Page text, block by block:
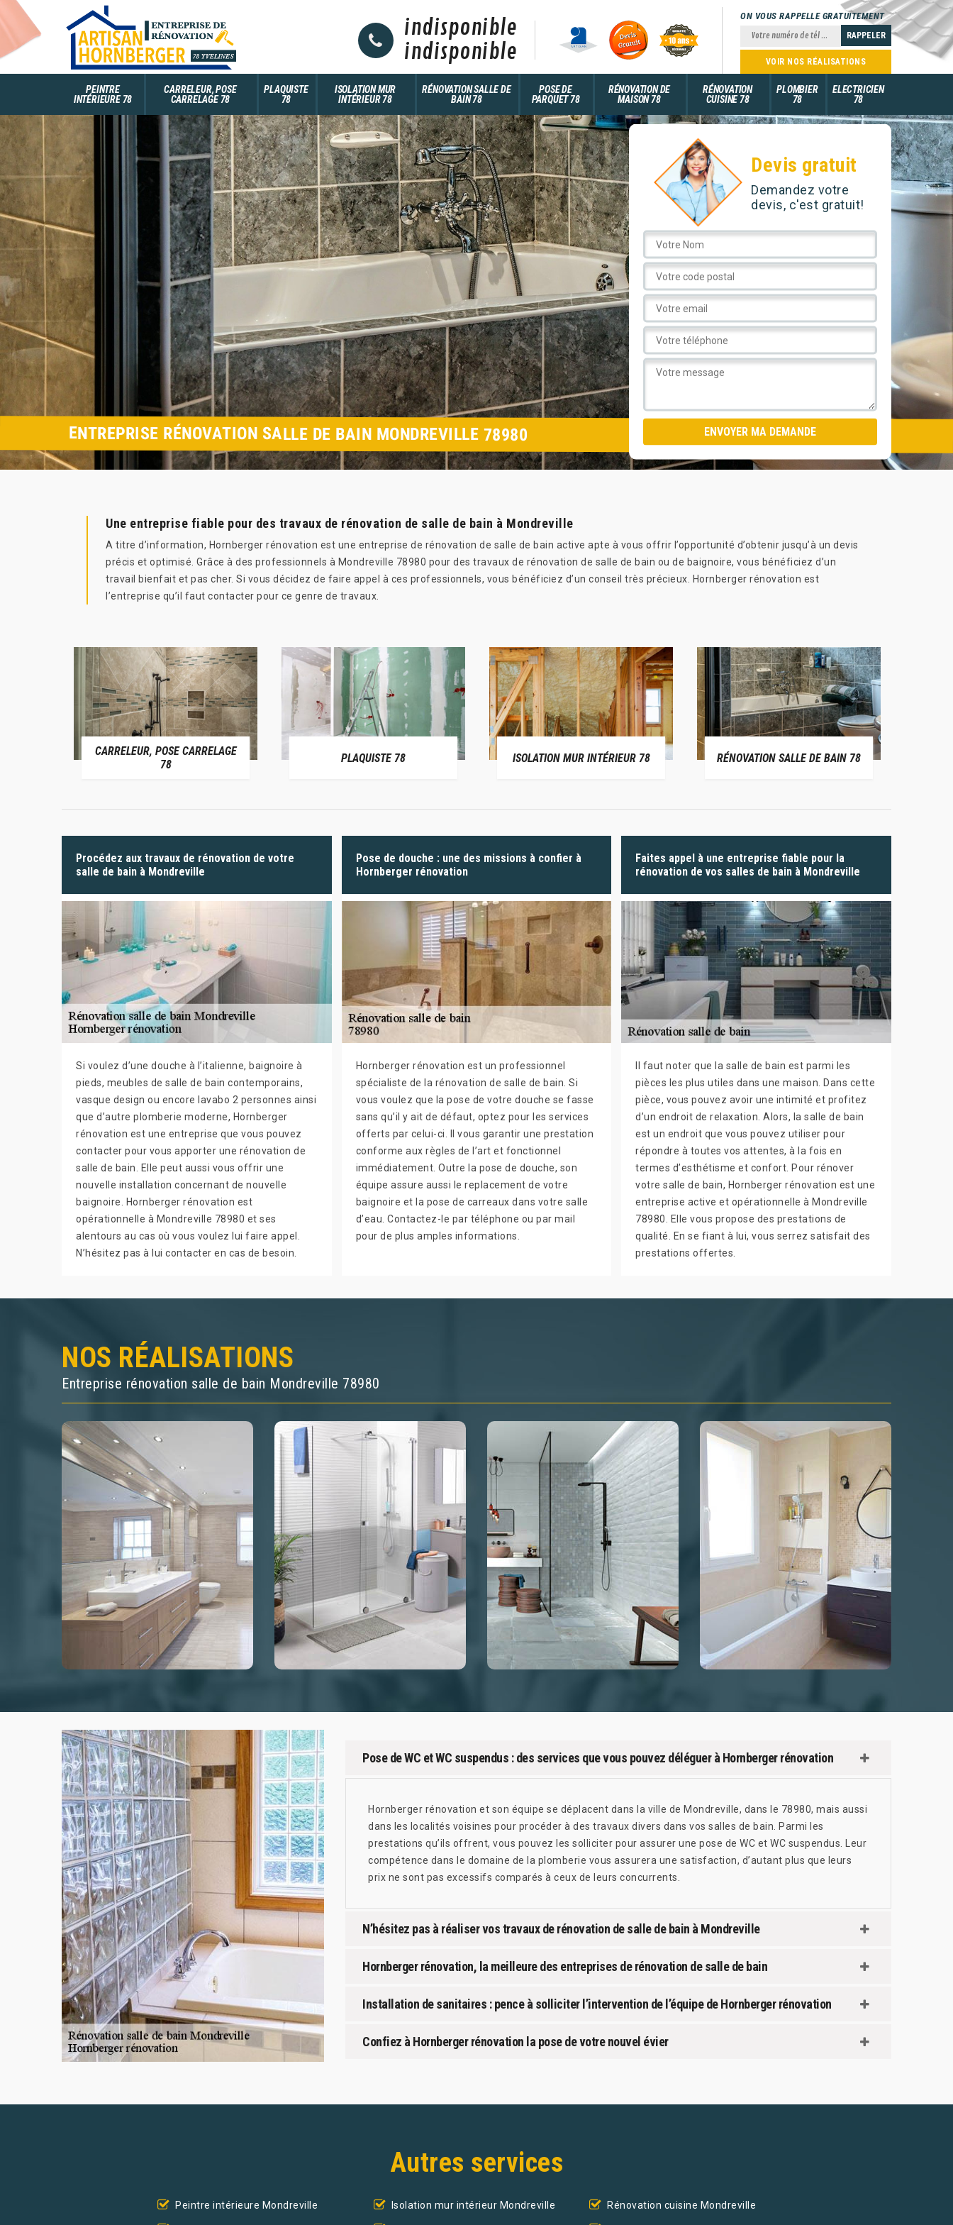
indisponible
indisponible
ON VOUS RAPPELLE GRATUITEMENT
VOIR NOS RÉALISATIONS
PEINTRE
INTÉRIEURE 78
CARRELEUR, POSE
CARRELAGE 78
PLAQUISTE
78
ISOLATION MUR
INTÉRIEUR 78
RÉNOVATION SALLE DE
BAIN 78
POSE DE
PARQUET 78
RÉNOVATION DE
MAISON 78
RÉNOVATION
CUISINE 78
PLOMBIER
78
ELECTRICIEN
78
Devis gratuit
Demandez votre
devis, c'est gratuit!
ENTREPRISE RÉNOVATION SALLE DE BAIN MONDREVILLE 78980
Une entreprise fiable pour des travaux de rénovation de salle de bain à Mondreville
A titre d’information, Hornberger rénovation est une entreprise de rénovation de salle de bain active apte à vous offrir l’opportunité d’obtenir jusqu’à un devis
précis et optimisé. Grâce à des professionnels à Mondreville 78980 pour des travaux de rénovation de salle de bain ou de baignoire, vous bénéficiez d’un
travail bienfait et pas cher. Si vous décidez de faire appel à ces professionnels, vous bénéficiez d’un conseil très précieux. Hornberger rénovation est
l’entreprise qu’il faut contacter pour ce genre de travaux.
CARRELEUR, POSE CARRELAGE
78
PLAQUISTE 78 ISOLATION MUR INTÉRIEUR 78 RÉNOVATION SALLE DE BAIN 78
Procédez aux travaux de rénovation de votre
salle de bain à Mondreville
Si voulez d’une douche à l’italienne, baignoire à
pieds, meubles de salle de bain contemporains,
vasque design ou encore lavabo 2 personnes ainsi
que d’autre plomberie moderne, Hornberger
rénovation est une entreprise que vous pouvez
contacter pour vous apporter une rénovation de
salle de bain. Elle peut aussi vous offrir une
nouvelle installation concernant de nouvelle
baignoire. Hornberger rénovation est
opérationnelle à Mondreville 78980 et ses
alentours au cas où vous voulez lui faire appel.
N’hésitez pas à lui contacter en cas de besoin.
Pose de douche : une des missions à confier à
Hornberger rénovation
Hornberger rénovation est un professionnel
spécialiste de la rénovation de salle de bain. Si
vous voulez que la pose de votre douche se fasse
sans qu’il y ait de défaut, optez pour les services
offerts par celui-ci. Il vous garantir une prestation
conforme aux règles de l’art et fonctionnel
immédiatement. Outre la pose de douche, son
équipe assure aussi le replacement de votre
baignoire et la pose de carreaux dans votre salle
d’eau. Contactez-le par téléphone ou par mail
pour de plus amples informations.
Faites appel à une entreprise fiable pour la
rénovation de vos salles de bain à Mondreville
Il faut noter que la salle de bain est parmi les
pièces les plus utiles dans une maison. Dans cette
pièce, vous pouvez avoir une intimité et profitez
d’un endroit de relaxation. Alors, la salle de bain
est un endroit que vous pouvez utiliser pour
répondre à toutes vos attentes, à la fois en
termes d’esthétisme et confort. Pour rénover
votre salle de bain, Hornberger rénovation est une
entreprise active et opérationnelle à Mondreville
78980. Elle vous propose des prestations de
qualité. En se fiant à lui, vous serrez satisfait des
prestations offertes.
NOS RÉALISATIONS
Entreprise rénovation salle de bain Mondreville 78980
Pose de WC et WC suspendus : des services que vous pouvez déléguer à Hornberger rénovation
Hornberger rénovation et son équipe se déplacent dans la ville de Mondreville, dans le 78980, mais aussi
dans les localités voisines pour procéder à des travaux divers dans vos salles de bain. Parmi les
prestations qu’ils offrent, vous pouvez les solliciter pour assurer une pose de WC et WC suspendus. Leur
compétence dans le domaine de la plomberie vous assurera une satisfaction, d’autant plus que leurs
prix ne sont pas excessifs comparés à ceux de leurs concurrents.
N’hésitez pas à réaliser vos travaux de rénovation de salle de bain à Mondreville
Hornberger rénovation, la meilleure des entreprises de rénovation de salle de bain
Installation de sanitaires : pence à solliciter l’intervention de l’équipe de Hornberger rénovation
Confiez à Hornberger rénovation la pose de votre nouvel évier
Autres services
Peintre intérieure Mondreville Isolation mur intérieur Mondreville Rénovation cuisine Mondreville